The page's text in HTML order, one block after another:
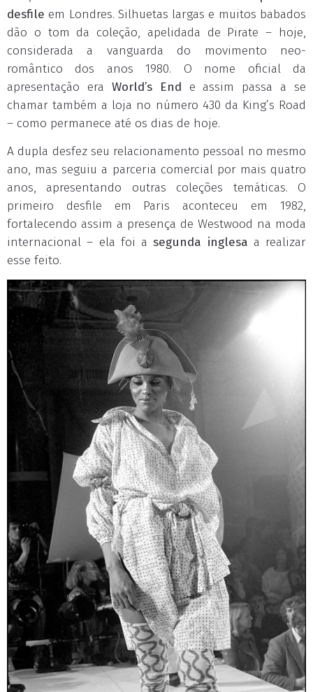
desfile em Londres. Silhuetas largas e muitos babados
dão o tom da coleção, apelidada de Pirate – hoje,
considerada a vanguarda do movimento neo-
romântico dos anos 1980. O nome oficial da
apresentação era World’s End e assim passa a se
chamar também a loja no número 430 da King’s Road
– como permanece até os dias de hoje.
A dupla desfez seu relacionamento pessoal no mesmo
ano, mas seguiu a parceria comercial por mais quatro
anos, apresentando outras coleções temáticas. O
primeiro desfile em Paris aconteceu em 1982,
fortalecendo assim a presença de Westwood na moda
internacional – ela foi asegunda inglesa a realizar
esse feito.